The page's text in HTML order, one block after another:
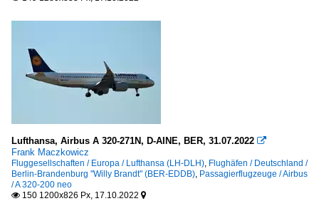
Lufthansa, Airbus A 320-271N, D-AINE, BER, 31.07.2022 
Frank Maczkowicz
Fluggesellschaften / Europa / Lufthansa (LH-DLH), Flughäfen / Deutschland /
Berlin-Brandenburg "Willy Brandt" (BER-EDDB), Passagierflugzeuge / Airbus
/ A 320-200 neo
 150 1200x826 Px, 17.10.2022 